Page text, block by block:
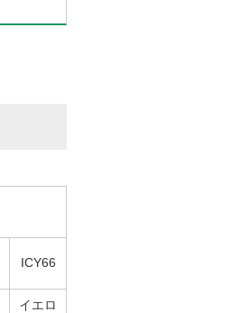
ICY66
イエロ